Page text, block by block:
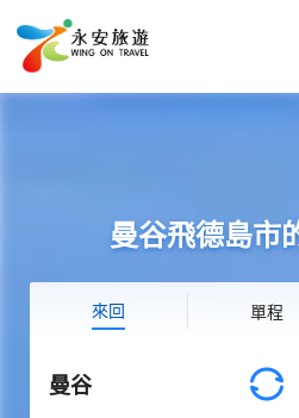
曼谷飛德島市
來回 單程
曼谷